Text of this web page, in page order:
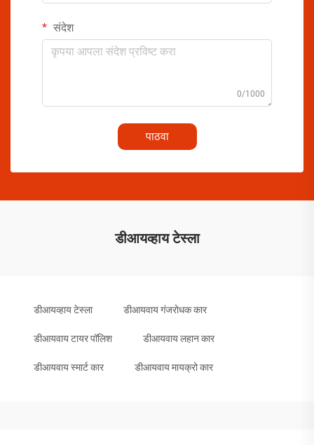
संदेश
0/1000
पाठवा
डीआयव्हाय टेस्ला
डीआयव्हाय टेस्ला डीआयवाय गंजरोधक कार
डीआयवाय टायर पॉलिश डीआयवाय लहान कार
डीआयवाय स्मार्ट कार डीआयवाय मायक्रो कार